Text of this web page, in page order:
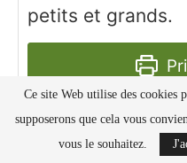
petits et grands.
Ce site Web utilise des cookies
supposerons que cela vous
vous le souhaitez.